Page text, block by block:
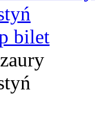
bilet